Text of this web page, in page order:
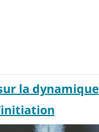
la dynamique